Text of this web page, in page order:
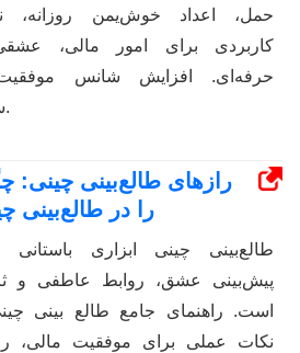
حمل، اعداد خوش‌یمن روزانه،
کاربردی برای امور مالی،
حرفه‌ای. افزایش شانس
ستاره‌شناسی اکتبر ۲۰۲۵.
رازهای طالع‌بینی
را در طالع‌بینی
طالع‌بینی چینی ابزاری باستانی
پیش‌بینی عشق، روابط عاطفی و
است. راهنمای جامع طالع بینی
نکات عملی برای موفقیت مالی،